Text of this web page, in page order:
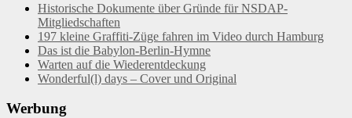
Historische Dokumente über Gründe für NSDAP-
Mitgliedschaften
197 kleine Graffiti-Züge fahren im Video durch Hamburg
Das ist die Babylon-Berlin-Hymne
Warten auf die Wiederentdeckung
Wonderful(l) days – Cover und Original
Werbung